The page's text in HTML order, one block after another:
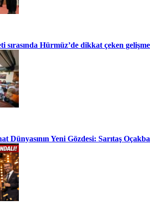
sırasında Hürmüz’de dikkat çeken gelişme
Dünyasının Yeni Gözdesi: Sarıtaş